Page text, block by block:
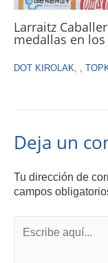
Larraitz
medallas en
DOT KIROLAK, ,
Deja un
Tu dirección de
campos